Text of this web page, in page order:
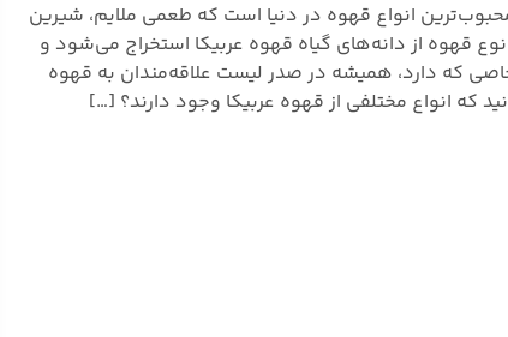
انواع قهوه در دنیا است که طعمی ملایم، شیرین
قهوه از دانه‌های گیاه قهوه عربیکا استخراج می‌شود و
که دارد، همیشه در صدر لیست علاقه‌مندان به قهوه
که انواع مختلفی از قهوه عربیکا وجود دارند؟ […]